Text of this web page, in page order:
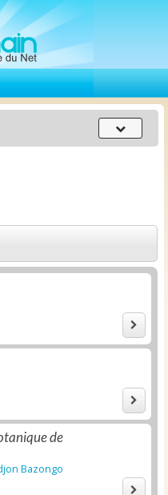
Menu
principal
de
Bazongo